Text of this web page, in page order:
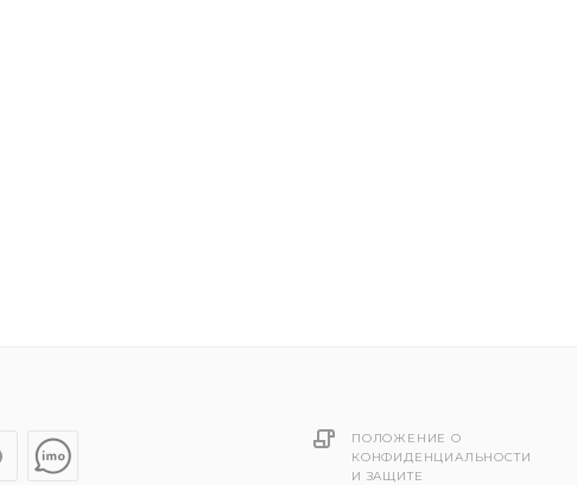
ПОЛОЖЕНИЕ О
КОНФИДЕНЦИАЛЬНОСТИ
И ЗАЩИТЕ